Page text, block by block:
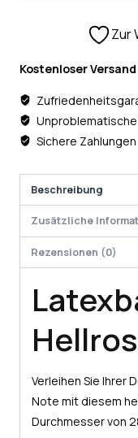
Zur
Kostenloser
Sichere Zahlungen
Beschreibung
Zusätzliche
Rezensionen (0)
Verleihen Sie Ihrer
Note mit diesem
Durchmesser von